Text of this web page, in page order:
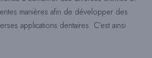
manières afin de développer des
applications dentaires. C’est ainsi